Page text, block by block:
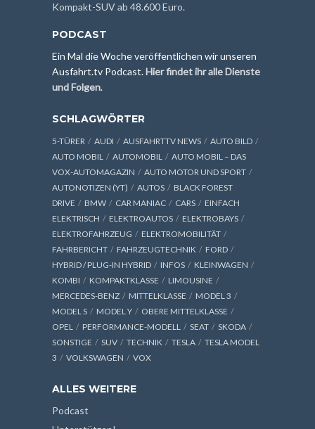
Kompakt-SUV ab 48.600 Euro.
PODCAST
Ein Mal die Woche veröffentlichen wir unseren
Ausfahrt.tv Podcast.Hier findet ihr alle Dienste
und Folgen.
SCHLAGWÖRTER
5-TÜRER AUDI AUSFAHRTTV NEWS
AUTO BILD
AUTO MOBIL
AUTOMOBIL
AUTO MOBIL – DAS
VOX-AUTOMAGAZIN
AUTO MOTOR UND SPORT
AUTONOTIZEN (YT)
AUTOS
BLACK FOREST
DRIVE
BMW CAR MANIAC CARS
EINFACH
ELEKTRISCH
ELEKTROAUTOS
ELEKTROBAYS
ELEKTROFAHRZEUG
ELEKTROMOBILITÄT
FAHRBERICHT
FAHRZEUGTECHNIK
FORD
HYBRID / PLUG-IN HYBRID
INFOS
KLEINWAGEN
KOMBI
KOMPAKTKLASSE
LIMOUSINE
MERCEDES-BENZ
MITTELKLASSE
MODEL 3
MODEL S
MODEL Y
OBERE MITTELKLASSE
OPEL
PERFORMANCE-MODELL SEAT
SKODA
SONSTIGE
SUV TECHNIK TESLA
TESLA MODEL
3
VOLKSWAGEN VOX
ALLES WEITERE
Podcast